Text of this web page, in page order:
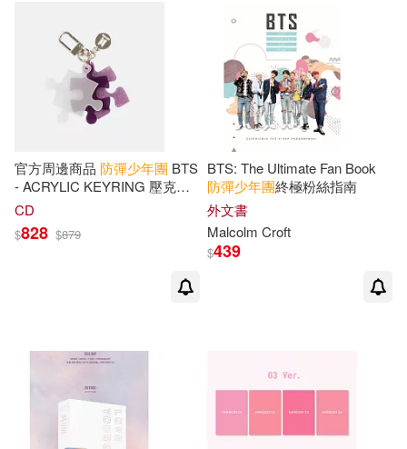
官方周邊商品 防彈少年團 BTS
- ACRYLIC KEYRING 壓克力
鑰匙圈(韓國進口版)
CD
$828 $879
BTS: The Ultimate Fan Book
防彈少年團終極粉絲指南
外文書
Malcolm Croft
$439